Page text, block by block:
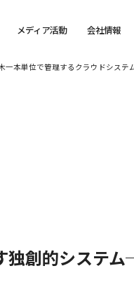
メディア活動 会社情報
一本単位で管理するクラウドシステ
独創的システ